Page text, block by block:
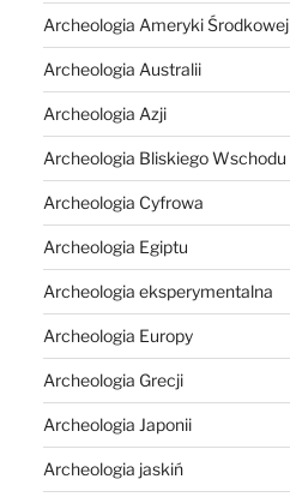
Archeologia Ameryki Środkowej
Archeologia Australii
Archeologia Azji
Archeologia Bliskiego Wschodu
Archeologia Cyfrowa
Archeologia Egiptu
Archeologia eksperymentalna
Archeologia Europy
Archeologia Grecji
Archeologia Japonii
Archeologia jaskiń